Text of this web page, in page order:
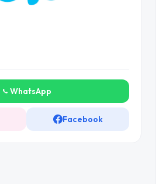
WhatsApp
Facebook